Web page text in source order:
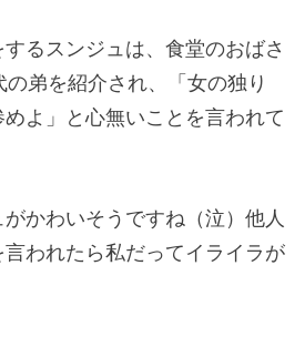
るスンジュは、食堂のおばさ
弟を紹介され、「女の独り
よ」と心無いことを言われて
かわいそうですね（泣）他人
われたら私だってイライラが